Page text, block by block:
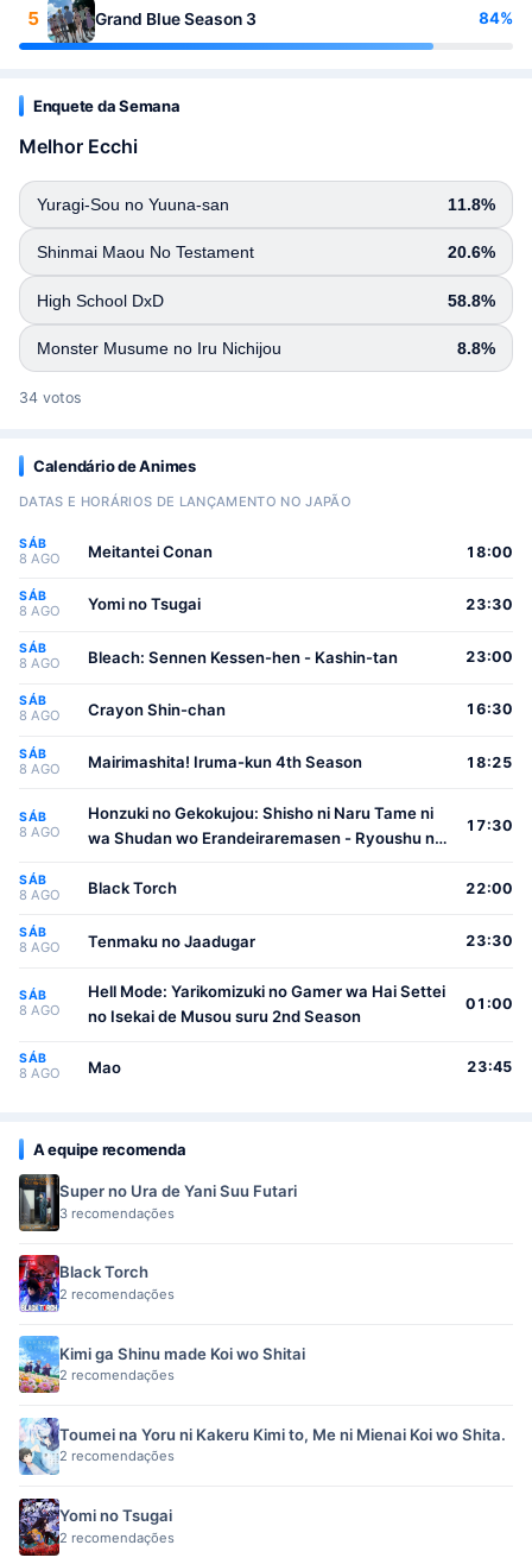
5 Grand Blue Season 3 84%
Enquete da Semana
Melhor Ecchi
Yuragi-Sou no Yuuna-san 11.8%
Shinmai Maou No Testament 20.6%
High School DxD 58.8%
Monster Musume no Iru Nichijou 8.8%
34 votos
Calendário de Animes
DATAS E HORÁRIOS DE LANÇAMENTO NO JAPÃO
SÁB
8 AGO Meitantei Conan 18:00
SÁB
8 AGO Yomi no Tsugai 23:30
SÁB
8 AGO Bleach: Sennen Kessen-hen - Kashin-tan 23:00
SÁB
8 AGO Crayon Shin-chan 16:30
SÁB
8 AGO Mairimashita! Iruma-kun 4th Season 18:25
SÁB
8 AGO
Honzuki no Gekokujou: Shisho ni Naru Tame ni
wa Shudan wo Erandeiraremasen - Ryoushu no
17:30
SÁB
8 AGO Black Torch 22:00
SÁB
8 AGO Tenmaku no Jaadugar 23:30
SÁB
8 AGO
Hell Mode: Yarikomizuki no Gamer wa Hai Settei
no Isekai de Musou suru 2nd Season
01:00
SÁB
8 AGO Mao 23:45
A equipe recomenda
Super no Ura de Yani Suu Futari
3 recomendações
Black Torch
2 recomendações
Kimi ga Shinu made Koi wo Shitai
2 recomendações
Toumei na Yoru ni Kakeru Kimi to, Me ni Mienai Koi wo Shita.
2 recomendações
Yomi no Tsugai
2 recomendações